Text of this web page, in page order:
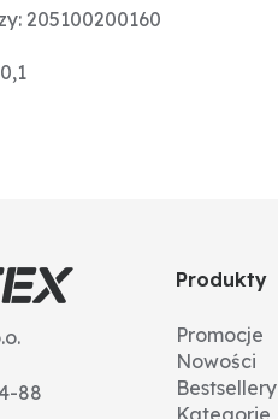
205100200160
88
Produkty
Promocje
Nowości
Bestsellery
Kategorie